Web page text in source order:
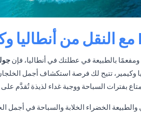
النقل من أنطاليا
بالطبيعة في عطلتك في أنطاليا، فإن
وكيمير، تتيح لك فرصة استكشاف أجمل
والطبيعة الخضراء الخلابة والسباحة في